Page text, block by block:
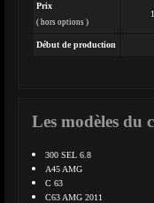
Prix
( hors options )
Début de production
Les modèles du
300 SEL 6.8
A45 AMG
C 63
C63 AMG 2011